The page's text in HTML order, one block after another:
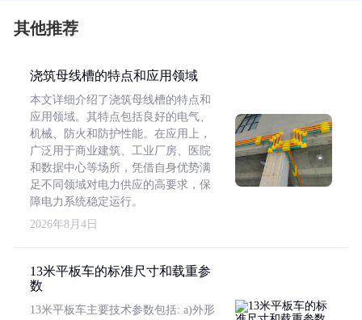
其他推荐
浇筑母线槽的特点和应用领域
本文详细介绍了浇筑母线槽的特点和
应用领域。其特点包括良好的电气、
机械、防火和防护性能。在应用上，
广泛用于商业建筑、工业厂房、医院
和数据中心等场所，凭借自身优势满
足不同领域对电力供应的高要求，保
障电力系统稳定运行。
2026年8月4日
13米平板车的标准尺寸和载重参
数
13米平板车主要技术参数包括: a)外形